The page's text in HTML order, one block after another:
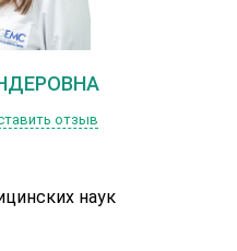
отзыв
наук